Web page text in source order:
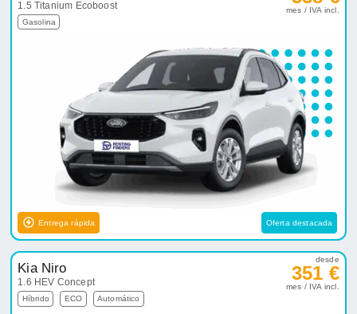
1.5 Titanium Ecoboost
Gasolina
mes / IVA incl.
Entrega rápida Oferta destacada
Kia Niro
1.6 HEV Concept
Híbrido ECO Automático
desde
351 €
mes / IVA incl.